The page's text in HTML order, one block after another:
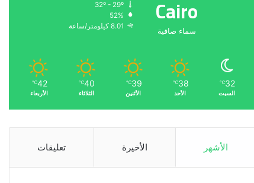
Cairo
سماء صافية
52%
8.01 كيلومتر/ساعة
32
℃
السبت
38
℃
الأحد
39
℃
الأثنين
40
℃
الثلاثاء
42
℃
الأربعاء
الأشهر الأخيرة تعليقات